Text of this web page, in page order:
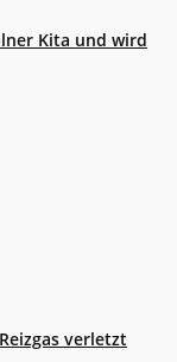
Kita und wird
verletzt